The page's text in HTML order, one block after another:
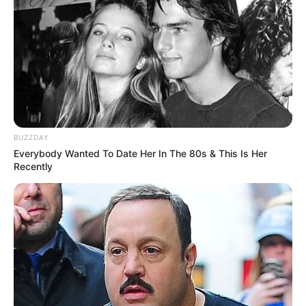
verlangt.
Weitere Informationen über den Botanischer
Garten in Chemnitz:
de.wikipedia.org/wiki/Botanischer Garten Chemnitz
Dieses Ausflugsziel auf der Landkarte mit Parkplätz
en und Routenplaner
Hotels in Chemnitz:
Hotels in Chemnitz
Hotels in Chemnitz auf Hotel.de suchen und
online buchen.
BUZZDAY
Everybody Wanted To Date Her In The 80s & This Is Her
Recently